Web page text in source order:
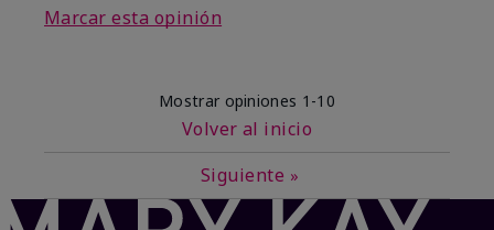
Marcar esta opinión
Mostrar opiniones 1-10
Volver al inicio
Siguiente »